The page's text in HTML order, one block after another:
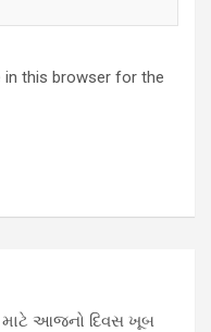
in this browser for the
માટે આજનો દિવસ ખૂબ